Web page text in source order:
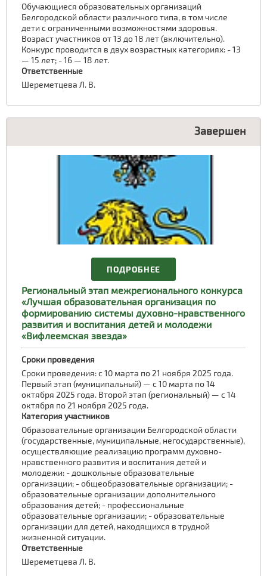
Обучающиеся образовательных организаций
Белгородской области различного типа, в том числе
дети с ограниченными возможностями здоровья.
Возраст участников от 13 до 18 лет (включительно).
Конкурс проводится в двух возрастных категориях: - 13
— 15 лет; - 16 — 18 лет.
Ответственные
Шереметцева Л. В.
Завершен
ПОДРОБНЕЕ
Региональный этап межрегионального конкурса
«Лучшая образовательная организация по
формированию системы духовно-нравственного
развития и воспитания детей и молодежи
«Вифлеемская звезда»
Сроки проведения
Сроки проведения: с 10 марта по 21 ноября 2025 года.
Первый этап (муниципальный) — с 10 марта по 14
октября 2025 года. Второй этап (региональный) — с 14
октября по 21 ноября 2025 года.
Категория участников
Образовательные организации Белгородской области
(государственные, муниципальные, негосударственные),
осуществляющие реализацию программ духовно-
нравственного развития и воспитания детей и
молодежи: - дошкольные образовательные
организации; - общеобразовательные организации; -
образовательные организации дополнительного
образования детей; - профессиональные
образовательные организации; - образовательные
организации для детей, находящихся в трудной
жизненной ситуации.
Ответственные
Шереметцева Л. В.